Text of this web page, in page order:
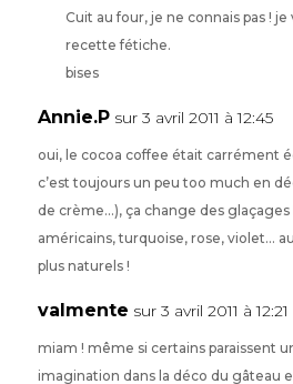
Cuit au four, je ne connais pas !
recette fétiche.
bises
Annie.P sur 3 avril 2011 à 12:45
oui, le cocoa coffee était carrément
c’est toujours un peu too much en
de crème…), ça change des
américains, turquoise, rose, violet…
plus naturels !
valmente sur 3 avril 2011 à 12:21
miam ! même si certains paraissent
imagination dans la déco du gâteau